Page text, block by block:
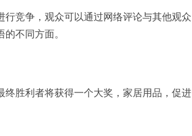
行竞争，观众可以通过网络评论与其他观众
不同方面。
终胜利者将获得一个大奖，家居用品，促进